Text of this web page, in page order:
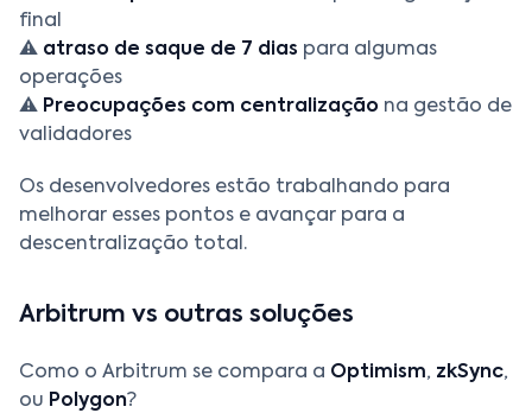
final
⚠️ atraso de saque de 7 dias para algumas
operações
⚠️ Preocupações com centralização na gestão de
validadores
Os desenvolvedores estão trabalhando para
melhorar esses pontos e avançar para a
descentralização total.
Arbitrum vs outras soluções
Como o Arbitrum se compara a Optimism, zkSync,
ou Polygon?